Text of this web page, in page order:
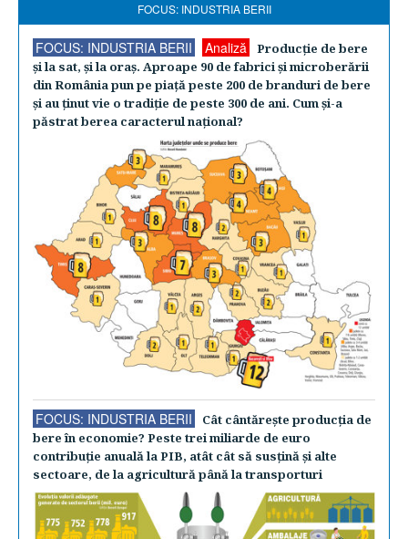
FOCUS: INDUSTRIA BERII
FOCUS: INDUSTRIA BERII Analiză
Producţie de bere
şi la sat, şi la oraş. Aproape 90 de fabrici şi microberării
din România pun pe piaţă peste 200 de branduri de bere
şi au ţinut vie o tradiţie de peste 300 de ani. Cum şi-a
păstrat berea caracterul naţional?
FOCUS: INDUSTRIA BERII
Cât cântăreşte producţia de
bere în economie? Peste trei miliarde de euro
contribuţie anuală la PIB, atât cât să susţină şi alte
sectoare, de la agricultură până la transporturi